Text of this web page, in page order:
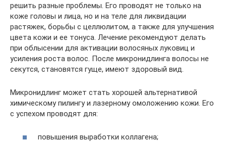
решить разные проблемы. Его проводят не только на
коже головы и лица, но и на теле для ликвидации
растяжек, борьбы с целлюлитом, а также для улучшения
цвета кожи и ее тонуса. Лечение рекомендуют делать
при облысении для активации волосяных луковиц и
усиления роста волос. После микронидлинга волосы не
секутся, становятся гуще, имеют здоровый вид.
Микронидлинг может стать хорошей альтернативой
химическому пилингу и лазерному омоложению кожи. Его
с успехом проводят для:
повышения выработки коллагена;